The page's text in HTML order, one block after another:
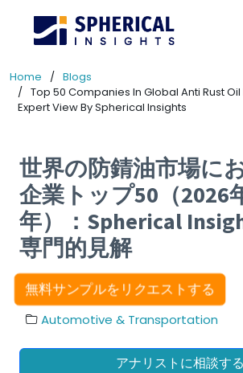
Home
Blogs
Top 50 Companies In Global Anti Rust
Expert View By Spherical Insights
世界の防錆油市場に
企業トップ50（2026
年）：Spherical
専門的見解
無料サンプルをリクエストする
Automotive & Transportation
アナリストに相談する